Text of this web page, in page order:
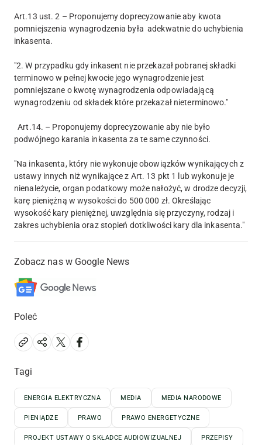
Art.13 ust. 2 – Proponujemy doprecyzowanie aby kwota
pomniejszenia wynagrodzenia była adekwatnie do uchybienia
inkasenta.
"2. W przypadku gdy inkasent nie przekazał pobranej składki
terminowo w pełnej kwocie jego wynagrodzenie jest
pomniejszane o kwotę wynagrodzenia odpowiadającą
wynagrodzeniu od składek które przekazał nieterminowo."
Art.14. – Proponujemy doprecyzowanie aby nie było
podwójnego karania inkasenta za te same czynności.
"Na inkasenta, który nie wykonuje obowiązków wynikających z
ustawy innych niż wynikające z Art. 13 pkt 1 lub wykonuje je
nienależycie, organ podatkowy może nałożyć, w drodze decyzji,
karę pieniężną w wysokości do 500 000 zł. Określając
wysokość kary pieniężnej, uwzględnia się przyczyny, rodzaj i
zakres uchybienia oraz stopień dotkliwości kary dla inkasenta."
Zobacz nas w Google News
Poleć
Tagi
ENERGIA ELEKTRYCZNA MEDIA MEDIA NARODOWE
PIENIĄDZE PRAWO PRAWO ENERGETYCZNE
PROJEKT USTAWY O SKŁADCE AUDIOWIZUALNEJ PRZEPISY